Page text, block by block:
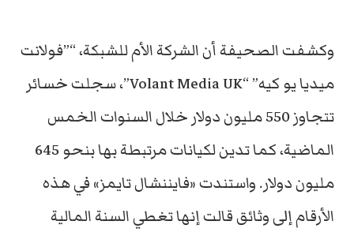
وكشفت الصحيفة أن الشركة الأم للشبكة، “”فولانت
ميديا يو كيه” “Volant Media UK”، سجلت خسائر
تتجاوز 550 مليون دولار خلال السنوات الخمس
الماضية، كما تدين لكيانات مرتبطة بها بنحو 645
مليون دولار. واستندت «فايننشال تايمز» في هذه
الأرقام إلى وثائق قالت إنها تغطي السنة المالية